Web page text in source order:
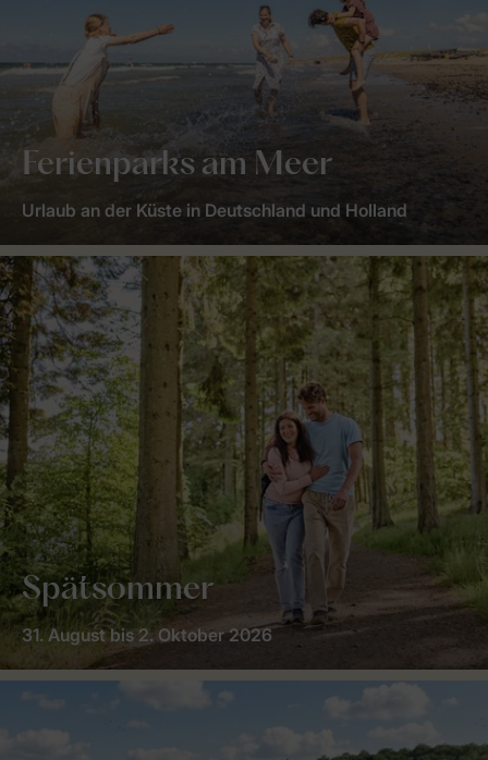
Ferienparks am Meer
Urlaub an der Küste in Deutschland und Holland
Spätsommer
31. August bis 2. Oktober 2026